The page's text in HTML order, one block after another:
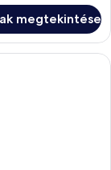
megtekintése
amelyben egy